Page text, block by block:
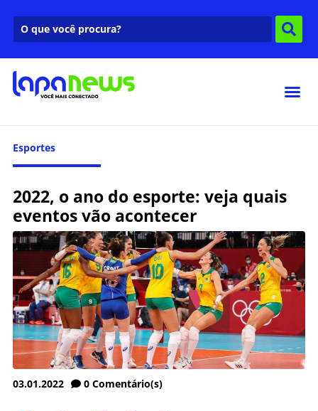
Esportes
2022, o ano do esporte: veja quais
eventos vão acontecer
03.01.2022 0 Comentário(s)